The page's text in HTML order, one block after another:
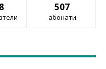
507
абонати